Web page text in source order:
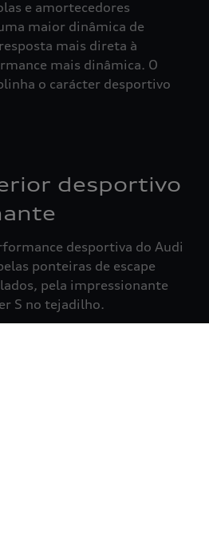
e amortecedores
maior dinâmica de
mais direta à
mais dinâmica. O
o carácter desportivo
desportivo
desportiva do Audi
ponteiras de escape
pela impressionante
S no tejadilho.